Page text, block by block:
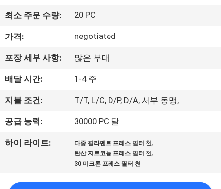
관
하
여
공
장
어
최소 주문 수량: 20 PC
가격: negotiated
포장 세부 사항: 많은 부대
배달 시간: 1-4 주
지불 조건: T/T, L/C, D/P, D/A, 서부 동맹,
공급 능력: 30000 PC 달
하이 라이트: 다중 필라멘트 프레스 필터 천,
탄산 지르코늄 프레스 필터 천,
30 미크론 프레스 필터 천